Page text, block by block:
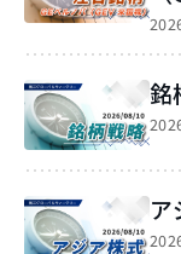
銘
ア